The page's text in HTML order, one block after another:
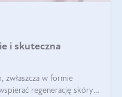
i skuteczna
zwłaszcza w formie
regenerację skóry i